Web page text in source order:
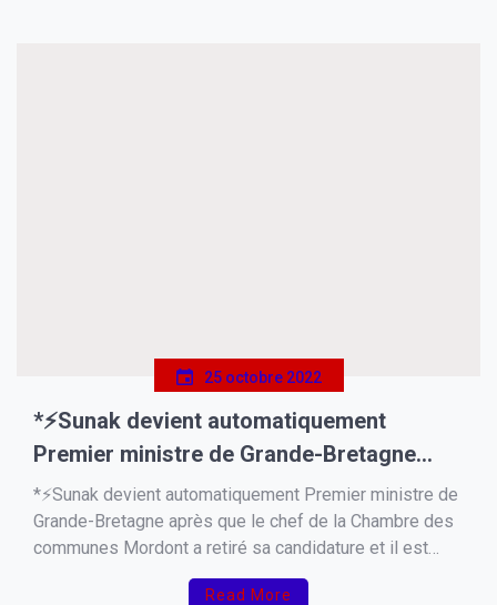
25 octobre 2022
*⚡️Sunak devient automatiquement
Premier ministre de Grande-Bretagne
après que le chef de la Chambre des
communes Mordont a retiré sa
candidature et il est resté le seul
*⚡️Sunak devient automatiquement Premier ministre de
Grande-Bretagne après que le chef de la Chambre des
communes Mordont a retiré sa candidature et il est
resté le seul candidat.* Maintenant, le roi doit le
Read More